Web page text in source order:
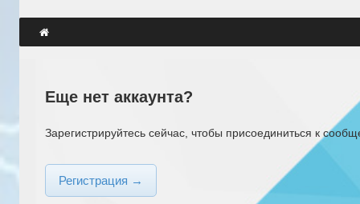
Еще нет аккаунта?
Зарегистрируйтесь сейчас, чтобы присоединиться к
Регистрация →